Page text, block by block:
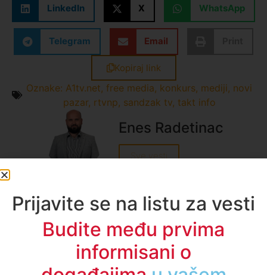
LinkedIn X WhatsApp
Telegram Email
Kopiraj link
Oznake: A1tv.net, free media, konkurs, mediji, novi
pazar, rtvnp, sandzak tv, takt info
Enes Radetinac
Sve vesti
A1TV - Društvene mreže
Prijavite se na listu za vesti
Budite među prvima
informisani o